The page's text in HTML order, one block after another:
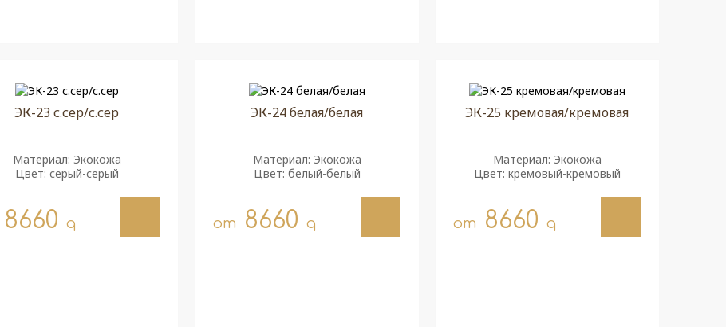
ЭК-23 с.сер/с.сер
Материал: Экокожа
Цвет: серый-серый
8660 q
ЭК-24 белая/белая
Материал: Экокожа
Цвет: белый-белый
от 8660 q
ЭК-25 кремовая/кремовая
Материал: Экокожа
Цвет: кремовый-кремовый
от 8660q